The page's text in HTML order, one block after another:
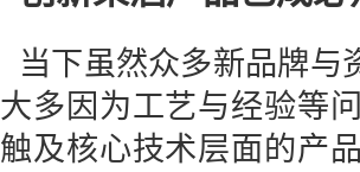
当下虽然众多新品牌与
大多因为工艺与经验等
触及核心技术层面的产